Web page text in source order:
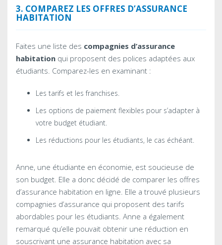
3. COMPAREZ LES OFFRES D’ASSURANCE
HABITATION
Faites une liste des compagnies d’assurance
habitation qui proposent des polices adaptées aux
étudiants. Comparez-les en examinant :
Les tarifs et les franchises.
Les options de paiement flexibles pour s’adapter à
votre budget étudiant.
Les réductions pour les étudiants, le cas échéant.
Anne, une étudiante en économie, est soucieuse de
son budget. Elle a donc décidé de comparer les offres
d’assurance habitation en ligne. Elle a trouvé plusieurs
compagnies d’assurance qui proposent des tarifs
abordables pour les étudiants. Anne a également
remarqué qu’elle pouvait obtenir une réduction en
souscrivant une assurance habitation avec sa